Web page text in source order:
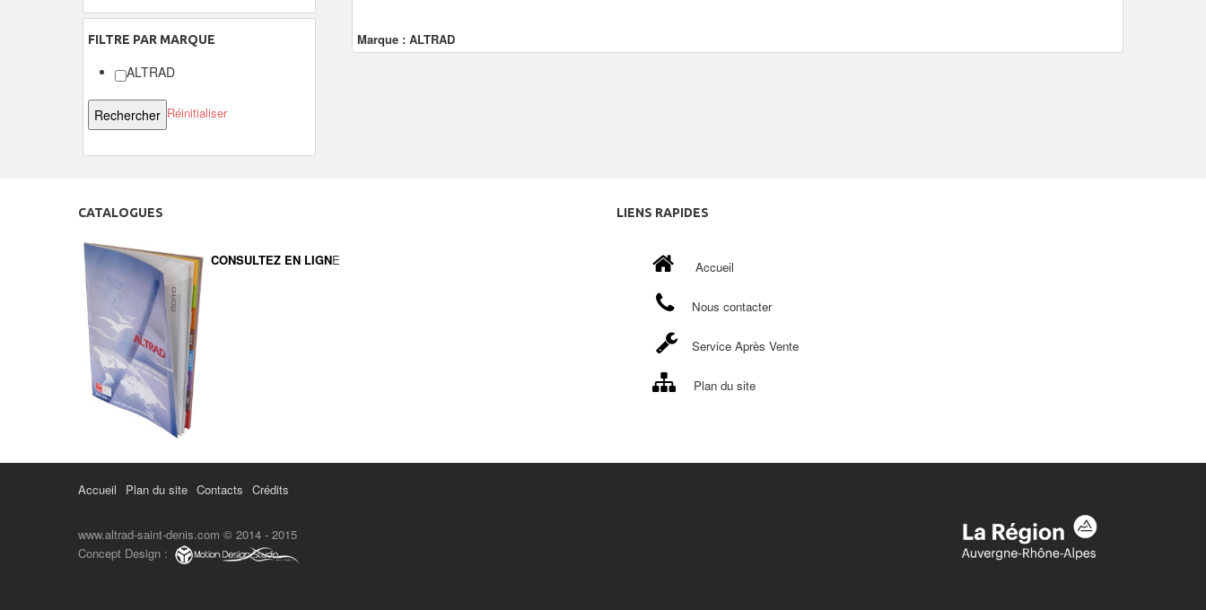
FILTRE PAR MARQUE
ALTRAD
Réinitialiser
Marque : ALTRAD
CATALOGUES
CONSULTEZ EN LIGNE
LIENS RAPIDES
Accueil
Nous contacter
Service Après Vente
Plan du site
Accueil Plan du site Contacts Crédits
www.altrad-saint-denis.com © 2014 - 2015
Concept Design :